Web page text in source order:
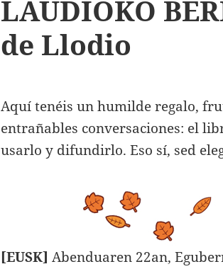
LAUDIOKO
de Llodio
Aquí tenéis un humilde regalo,
entrañables conversaciones: el
usarlo y difundirlo. Eso sí, sed
[EUSK] Abenduaren 22an,